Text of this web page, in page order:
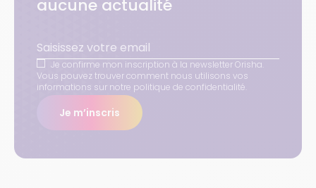
aucune actualité
Je confirme mon inscription à la newsletter Orisha.
Vous pouvez trouver comment nous utilisons vos
informations sur notre politique de confidentialité.
Je m’inscris